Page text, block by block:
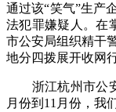
通过该“笑气”生产
法犯罪嫌疑人。在
市公安局组织精干
地分四拨展开收网
浙江杭州市公安
月份到11月份，我